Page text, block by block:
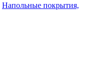
Напольные покрытия,